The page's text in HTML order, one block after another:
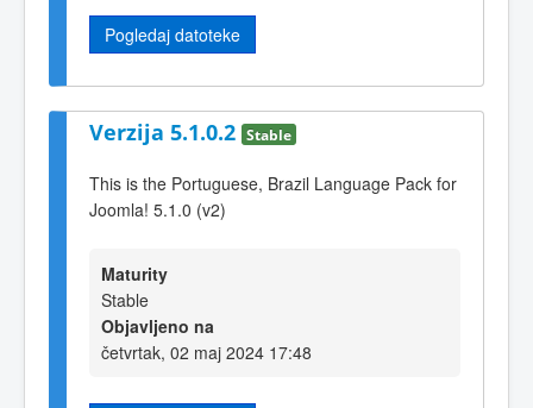
Pogledaj datoteke
Verzija 5.1.0.2 Stable
This is the Portuguese, Brazil Language Pack for
Joomla! 5.1.0 (v2)
Maturity
Stable
Objavljeno na
četvrtak, 02 maj 2024 17:48